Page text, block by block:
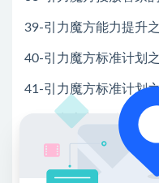
39-引力魔方能力提升
40-引力魔方标准计划
41-引力魔方标准计划
42-引力魔方标准之新
43-引力魔方标准之人